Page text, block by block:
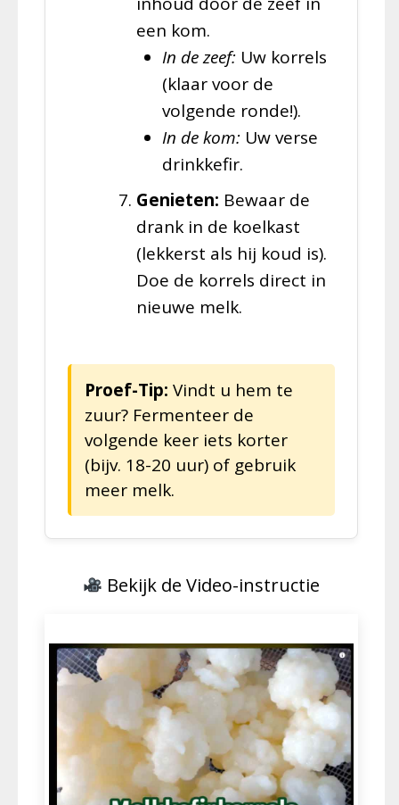
een kom.
In de zeef: Uw korrels
(klaar voor de
volgende ronde!).
In de kom: Uw verse
drinkkefir.
Genieten: Bewaar de
drank in de koelkast
(lekkerst als hij koud is).
Doe de korrels direct in
nieuwe melk.
Proef-Tip: Vindt u hem te
zuur? Fermenteer de
volgende keer iets korter
(bijv. 18-20 uur) of gebruik
meer melk.
Bekijk de Video-instructie